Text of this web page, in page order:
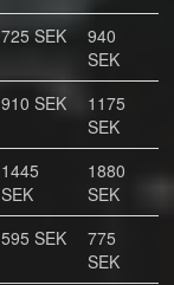
725 SEK
940
SEK
910 SEK
1175
SEK
1445
SEK
1880
SEK
595 SEK
775
SEK